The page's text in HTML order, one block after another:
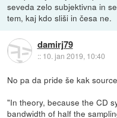
seveda zelo subjektivna in
tem, kaj kdo sliši in česa ne.
damirj79
:: 10. jan 2019, 10:40
No pa da pride še kak
"In theory, because the CD
bandwidth of half the